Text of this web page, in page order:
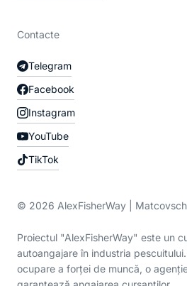
Contacte
Telegram
Facebook
Instagram
YouTube
TikTok
© 2026 AlexFisherWay |
Proiectul "AlexFisherWay" este un
autoangajare în industria
ocupare a forței de muncă, o